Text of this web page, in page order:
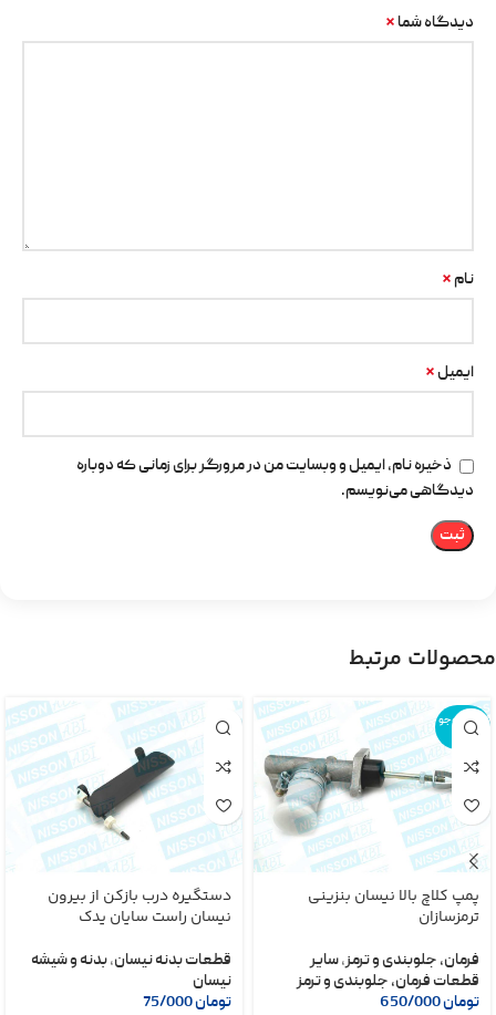
دیدگاه شما *
نام *
ایمیل *
ذخیره نام، ایمیل و وبسایت من در مرورگر برای زمانی که دوباره
دیدگاهی می‌نویسم.
محصولات مرتبط
اتمام موجو
دی
پمپ کلاچ بالا نیسان بنزینی
ترمزسازان
فرمان، جلوبندی و ترمز,سایر
قطعات فرمان، جلوبندی و ترمز
تومان
دستگیره درب بازکن از بیرون
نیسان راست سایان یدک
قطعات بدنه نیسان,بدنه و شیشه
نیسان
تومان